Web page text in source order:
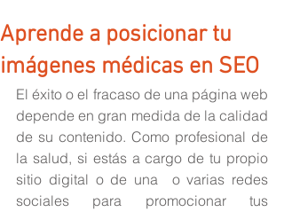
Aprende a posicionar tu
imágenes médicas en SEO
El éxito o el fracaso de una página web
depende en gran medida de la calidad
de su contenido. Como profesional de
la salud, si estás a cargo de tu propio
sitio digital o de una  o varias redes
sociales para promocionar tus